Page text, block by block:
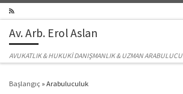
Av. Arb. Erol Aslan
AVUKATLIK & HUKUKİ DANIŞMANLIK & UZMAN ARABULUCU
Başlangıç » Arabuluculuk